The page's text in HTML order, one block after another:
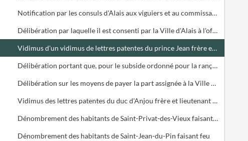
Notification par les consuls d'Alais aux viguiers et au commissaire député sur l'imposition de 6 deniers par livre du prix de la vente des marchandises, des lettres du comte d'Armagnac lieutenant du roi en Languedoc du 27 Octobre de la même année, portant suppression de la dite imposition et ordonnant de rembourser ce qui avait été perçu
Délibération par laquelle il est consenti par la Ville d'Alais à l'offre faite par la province du Languedoc de 260.000 agneaux pour la rançon du roi
Vidimus d'un vidimus de lettres patentes du prince Jean frère et lieutenant du roi en Languedoc au sujet de la gabelle en date du 14 Novembre 1359
Délibération portant que, pour le subside ordonné pour la rançon du roi, il sera exigé la 6ème partie du vin vendu au détail et 6 deniers par quintal de farine consommé dans la ville
Délibération sur les moyens de payer la part assignée à la Ville du subside demandé pour la rançon du roi
Vidimus des lettres patentes du duc d'Anjou frère et lieutenant du roi en Languedoc, en date du 18 Février 1364 au sujet de la gabelle
Dénombrement des habitants de Saint-Privat-des-Vieux faisant feu
Dénombrement des habitants de Saint-Jean-du-Pin faisant feu